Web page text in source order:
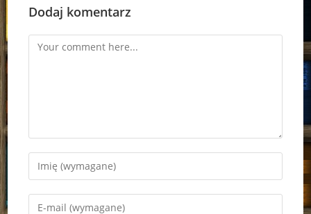
Dodaj komentarz
Comment
Enter
your
name
Enter